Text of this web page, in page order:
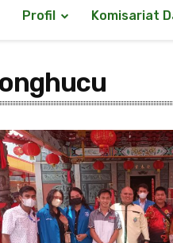
Profil Komisariat